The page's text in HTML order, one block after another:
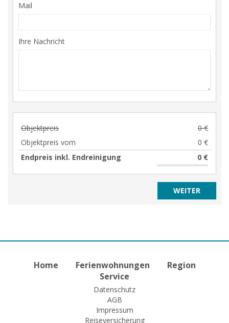
Mail
Ihre Nachricht
Objektpreis
0 €
Objektpreis vom
0 €
Endpreis inkl. Endreinigung
0 €
Home Ferienwohnungen
Region
Service
Datenschutz
AGB
Impressum
Reiseversicherung